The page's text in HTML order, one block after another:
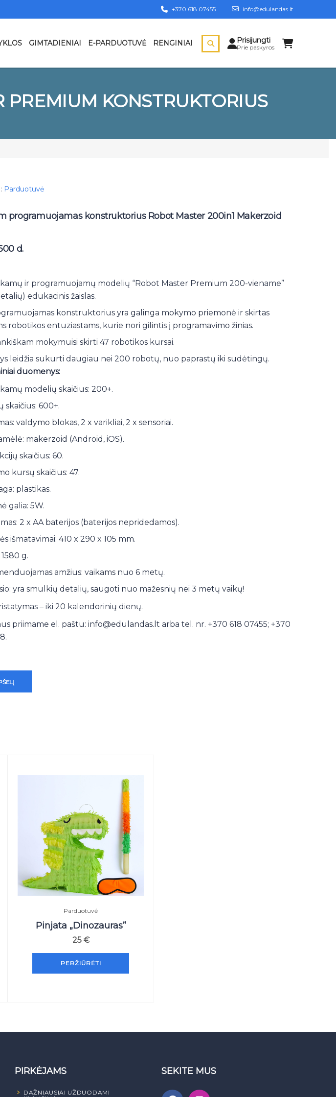
info@edulandas.lt
+370 618 07455
Prisijungti
Prie paskyros
GIMTADIENIAI E-PARDUOTUVĖ RENGINIAI
KONSTRUKTORIUS
Parduotuvė
programuojamas konstruktorius Robot Master 200in1 Makerzoid
d.
ir programuojamų modelių “Robot Master Premium 200-viename”
edukacinis žaislas.
konstruktorius yra galinga mokymo priemonė ir skirtas
robotikos entuziastams, kurie nori gilintis į programavimo žinias.
mokymuisi skirti 47 robotikos kursai.
leidžia sukurti daugiau nei 200 robotų, nuo paprastų iki sudėtingų.
duomenys:
modelių skaičius: 200+.
skaičius: 600+.
valdymo blokas, 2 x varikliai, 2 x sensoriai.
makerzoid (Android, iOS).
skaičius: 60.
kursų skaičius: 47.
plastikas.
galia: 5W.
2 x AA baterijos (baterijos nepridedamos).
išmatavimai: 410 x 290 x 105 mm.
g.
amžius: vaikams nuo 6 metų.
yra smulkių detalių, saugoti nuo mažesnių nei 3 metų vaikų!
– iki 20 kalendorinių dienų.
priimame el. paštu: info@edulandas.lt arba tel. nr. +370 618 07455; +370
Parduotuvė
Pinjata „Dinozauras”
25 €
PERŽIŪRĖTI
PIRKĖJAMS
DAŽNIAUSIAI UŽDUODAMI
SEKITE MUS